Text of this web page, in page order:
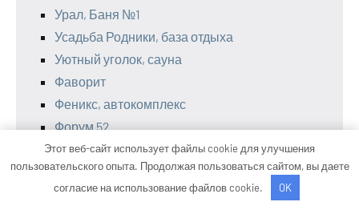
Урал, Баня №1
Усадьба Родники, база отдыха
Уютный уголок, сауна
Фаворит
Феникс, автокомплекс
Форум 52
Фундамент строительства: виды, расчёт,
монтаж
Фундамент строительства: виды, расчёт,
Этот веб-сайт использует файлы cookie для улучшения
пользовательского опыта. Продолжая пользоваться сайтом, вы даете
согласие на использование файлов cookie.
OK